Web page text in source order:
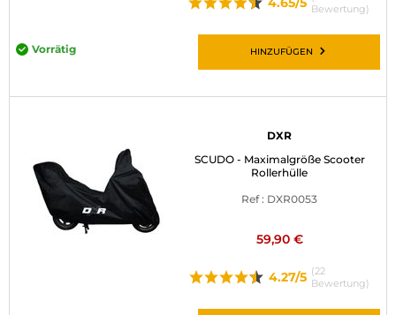
Bewertung)
Vorrätig HINZUFÜGEN
DXR
SCUDO - Maximalgröße Scooter
Rollerhülle
Ref : DXR0053
59,90 €
4.27/5 (22
Bewertung)